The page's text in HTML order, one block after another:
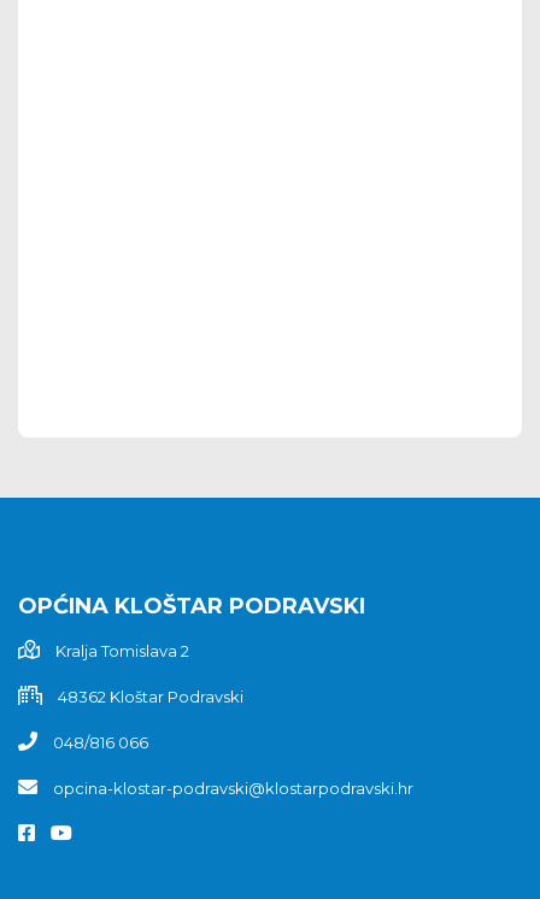
OPĆINA KLOŠTAR PODRAVSKI
Kralja Tomislava 2
48362 Kloštar Podravski
048/816 066
opcina-klostar-podravski@klostarpodravski.hr